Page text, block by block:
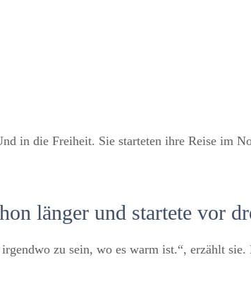
in die Freiheit. Sie starteten ihre Reise im
länger und startete vor
zu sein, wo es warm ist.“, erzählt